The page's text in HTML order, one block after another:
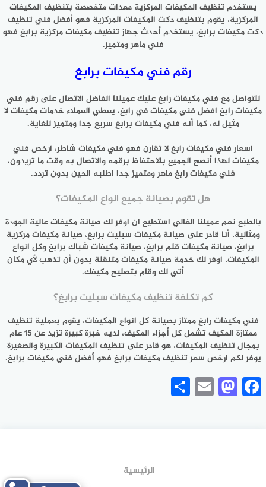
يستخدم تنظيف المكيفات المركزية معدات متخصصة بتنظيف المكيفات
المركزية، يقوم بتنظيف دكت المكيفات المركزية فهو أفضل فني تنظيف
دكت مكيفات برابغ، يستخدم أحدث جهاز تنظيف مكيفات مركزية برابغ فهو
فني ماهر ومتميز.
رقم فني مكيفات برابغ
للتواصل مع فني مكيفات رابغ عليك عميلنا الفاضل الاتصال على رقم فني
مكيفات رابغ افضل فني مكيفات في رابغ، يعطي العملاء خدمات مكيفات لا
مثيل له، كما أنه فني مكيفات برابغ سريع جدا ومتميز للغاية.
اسعار فني مكيفات رابغ لا تقارن فهو فني مكيفات شاطر، ارخص فني
مكيفات لهذا أنصح الجميع بالاحتفاظ برقمه والاتصال به وقت ما تريدون،
فني مكيفات رابغ ماهر ومتميز جدا اطلبه الحين بدون تردد.
هل تقوم بصيانة جميع انواع المكيفات؟
بالطبع نعم عميلنا الغالي استطيع ان اوفر لك صيانة مكيفات عالية الجودة
ومثالية، أنا قادر على صيانة مكيفات سبليت برابغ، صيانة مكيفات مركزية
برابغ، صيانة مكيفات قلم برابغ، صيانة مكيفات شباك برابغ وكل انواع
المكيفات، اوفر لك خدمة صيانة مكيفات متنقلة بدون أن تذهب لأي مكان
أتي لك وقام بتصليح مكيفك.
كم تكلفة تنظيف مكيفات سبليت برابغ؟
فني مكيفات رابغ ممتاز بصيانة كل انواع المكيفات، يقوم بعملية تنظيف
ممتازة المكيف تشمل كل أجزاء المكيف، لديه خبرة كبيرة تزيد عن 15 عام
بمجال تنظيف المكيفات، هو قادر على تنظيف المكيفات الكبيرة والصغيرة
يوفر لكم ارخص سعر تنظيف مكيفات برابغ فهو أفضل فني مكيفات برابغ.
Facebook
Mastodon
Email
الرئيسية